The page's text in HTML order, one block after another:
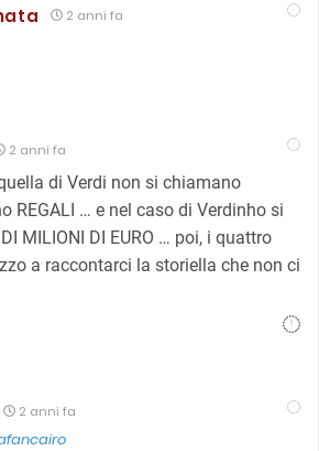
2 anni fa
2 anni fa
di Verdi non si chiamano
REGALI … e nel caso di Verdinho si
MILIONI DI EURO … poi, i quattro
a raccontarci la storiella che non ci
2 anni fa